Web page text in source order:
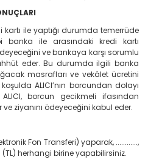
kartı ile yaptığı durumda temerrüde
banka ile arasındaki kredi kartı
ve bankaya karşı sorumlu
eder. Bu durumda ilgili banka
masrafları ve vekâlet ücretini
ALICI’nın borcundan dolayı
borcun gecikmeli ifasından
ve ziyanını ödeyeceğini kabul eder.
Fon Transferi) yaparak, ............,
(TL) herhangi birine yapabilirsiniz.